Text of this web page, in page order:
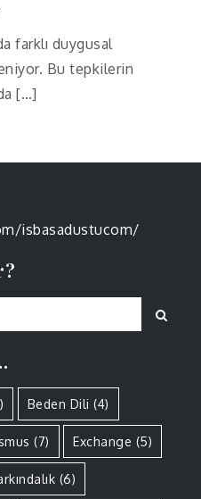
farklı duygusal
Bu tepkilerin
[…]
isbasadustucom/
Beden Dili (4)
(7) Exchange (5)
(6)